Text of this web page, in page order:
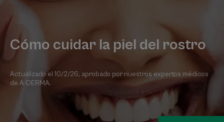
Cómo cuidar la piel del rostro
Actualizado el 10/2/26, aprobado por nuestros expertos médicos
de A-DERMA.